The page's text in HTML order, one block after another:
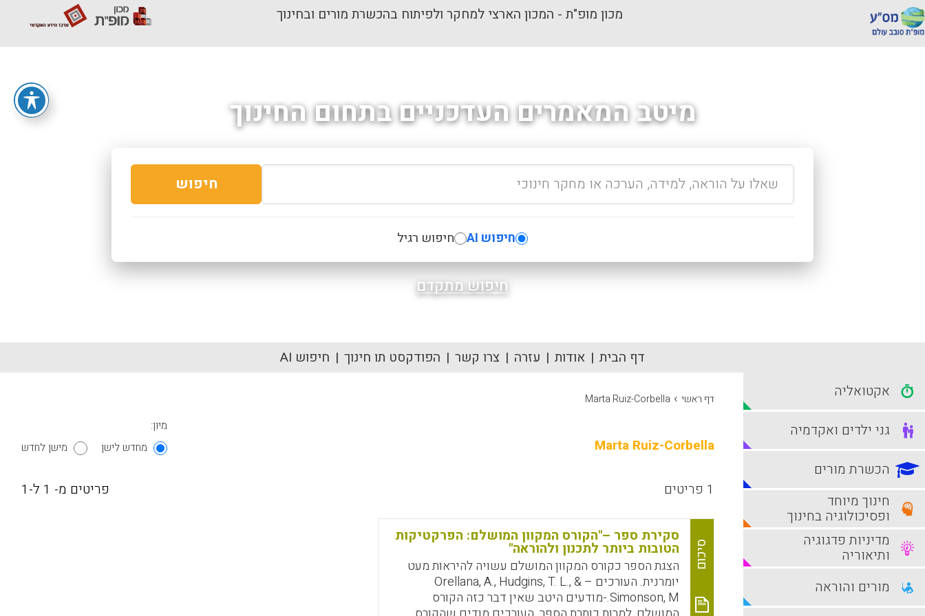
מכון מופ"ת - המכון הארצי למחקר ולפיתוח בהכשרת מורים ובחינוך
מיטב המאמרים העדכניים בתחום החינוך
חיפוש
חיפוש AI חיפוש רגיל
חיפוש מתקדם
דף הבית אודות עזרה צרו קשר הפודקסט תו חינוך חיפוש AI
דף ראשי ›
Marta Ruiz-Corbella
Marta Ruiz-Corbella
מיון:
מחדש לישן
מישן לחדש
1 פריטים פריטים מ- 1 ל-1
סיכום
סקירת ספר –"הקורס המקוון המושלם: הפרקטיקות
הטובות ביותר לתכנון ולהוראה"
הצגת הספר כקורס המקוון המושלם עשויה להיראות מעט
יומרנית. העורכים – Orellana, A., Hudgins, T. L., &
Simonson, M.-מודעים היטב שאין דבר כזה הקורס
אקטואליה
גני ילדים ואקדמיה
הכשרת מורים
חינוך מיוחד
ופסיכולוגיה בחינוך
מדיניות פדגוגיה
ותיאוריה
מורים והוראה